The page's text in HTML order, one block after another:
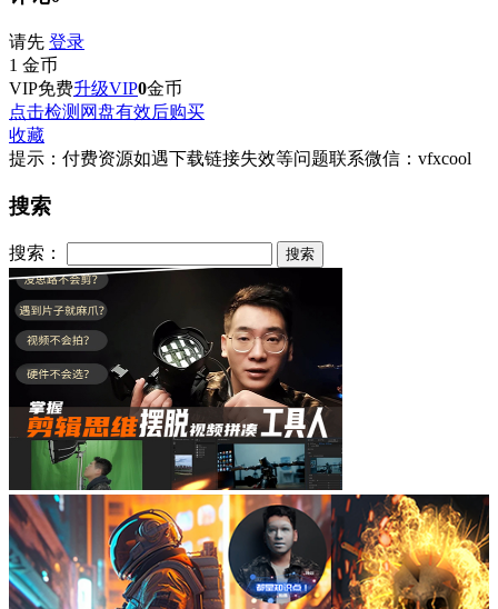
请先 登录
1 金币
VIP免费升级VIP0金币
点击检测网盘有效后购买
收藏
提示：付费资源如遇下载链接失效等问题联系微信：vfxcool
搜索
搜索：